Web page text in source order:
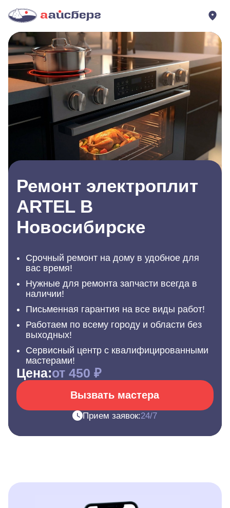
Ремонт электроплит
ARTEL В
Новосибирске
Срочный ремонт на дому в удобное для
вас время!
Нужные для ремонта запчасти всегда в
наличии!
Письменная гарантия на все виды работ!
Работаем по всему городу и области без
выходных!
Сервисный центр с квалифицированными
мастерами!
Цена:от 450 ₽
Вызвать мастера
Прием заявок:24/7